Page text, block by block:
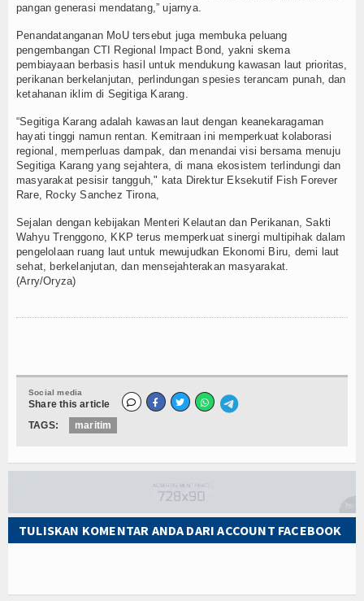
pangan generasi mendatang,” ujarnya.
Penandatanganan MoU tersebut juga membuka peluang
pengembangan CTI Regional Impact Bond, yakni skema
pembiayaan berbasis hasil untuk mendukung kawasan laut prioritas,
perikanan berkelanjutan, perlindungan spesies terancam punah, dan
ketahanan iklim di Segitiga Karang.
“Segitiga Karang adalah kawasan laut dengan keanekaragaman
hayati tinggi namun rentan. Kemitraan ini memperkuat kolaborasi
regional, memperluas dampak, dan menandai visi bersama menuju
Segitiga Karang yang sejahtera, di mana ekosistem terlindungi dan
masyarakat pesisir tangguh," kata Direktur Eksekutif Fish Forever
Rare, Rocky Sanchez Tirona,
Sejalan dengan kebijakan Menteri Kelautan dan Perikanan, Sakti
Wahyu Trenggono, KKP terus memperkuat sinergi multipihak dalam
pengelolaan ruang laut untuk mewujudkan Ekonomi Biru, demi laut
sehat, berkelanjutan, dan mensejahterakan masyarakat.
(Arry/Oryza)
Social media
Share this article
TAGS:
maritim
TULISKAN KOMENTAR ANDA DARI ACCOUNT FACEBOOK